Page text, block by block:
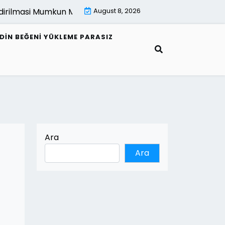
Mumkun Mu | E Fatura Alici Bilgileri Nasil Guncellenir
August 8, 2026
BEĞENI YÜKLEME PARASIZ
Ara
Ara